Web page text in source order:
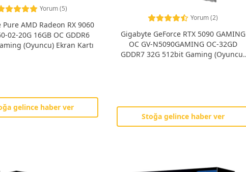
Yorum (5)
AMD Radeon RX 9060
02-20G 16GB OC GDDR6
(Oyuncu) Ekran Kartı
gelince haber ver
Yorum (2)
Gigabyte GeForce RTX 5090 GAMING
OC GV-N5090GAMING OC-32GD
GDDR7 32G 512bit Gaming (Oyuncu)
Stoğa gelince haber ver